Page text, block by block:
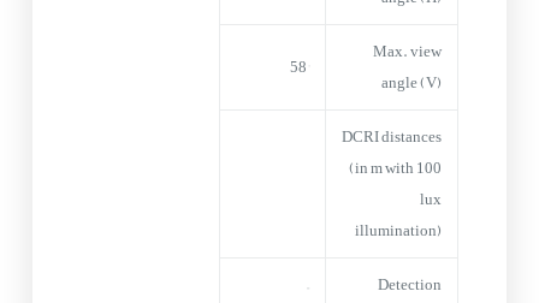
Max. view
angle (V)
58°
DCRI distances
(in m with 100
lux
illumination)
Detection
–